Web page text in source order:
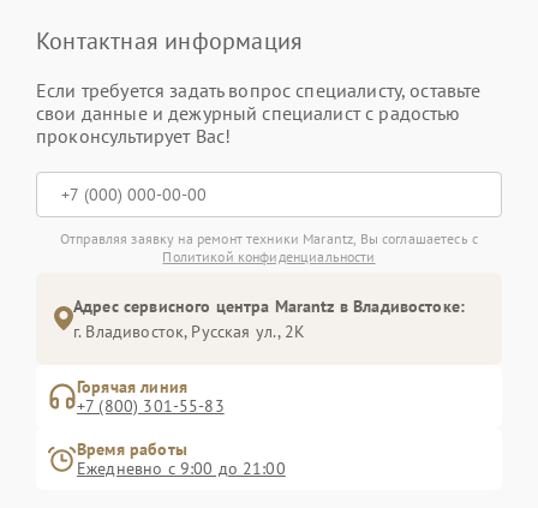
Контактная информация
Если требуется задать вопрос специалисту, оставьте
свои данные и дежурный специалист с радостью
проконсультирует Вас!
Отправляя заявку на ремонт техники Marantz, Вы соглашаетесь с
Политикой конфиденциальности
Адрес сервисного центра Marantz в Владивостоке:
г. Владивосток, Русская ул., 2К
Горячая линия
+7 (800) 301-55-83
Время работы
Ежедневно с 9:00 до 21:00